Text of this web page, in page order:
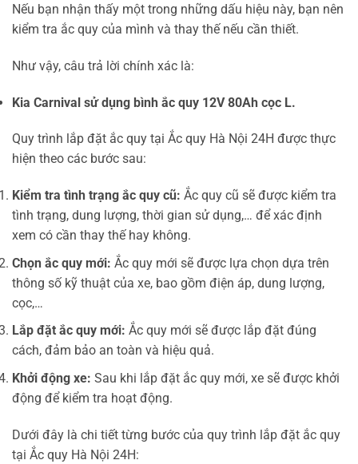
Nếu bạn nhận thấy một trong những dấu hiệu này, bạn nên
kiểm tra ắc quy của mình và thay thế nếu cần thiết.
Như vậy, câu trả lời chính xác là:
Kia Carnival sử dụng bình ắc quy 12V 80Ah cọc L.
Quy trình lắp đặt ắc quy tại Ắc quy Hà Nội 24H được thực
hiện theo các bước sau:
Kiểm tra tình trạng ắc quy cũ: Ắc quy cũ sẽ được kiểm tra
tình trạng, dung lượng, thời gian sử dụng,… để xác định
xem có cần thay thế hay không.
Chọn ắc quy mới: Ắc quy mới sẽ được lựa chọn dựa trên
thông số kỹ thuật của xe, bao gồm điện áp, dung lượng,
cọc,…
Lắp đặt ắc quy mới: Ắc quy mới sẽ được lắp đặt đúng
cách, đảm bảo an toàn và hiệu quả.
Khởi động xe: Sau khi lắp đặt ắc quy mới, xe sẽ được khởi
động để kiểm tra hoạt động.
Dưới đây là chi tiết từng bước của quy trình lắp đặt ắc quy
tại Ắc quy Hà Nội 24H: